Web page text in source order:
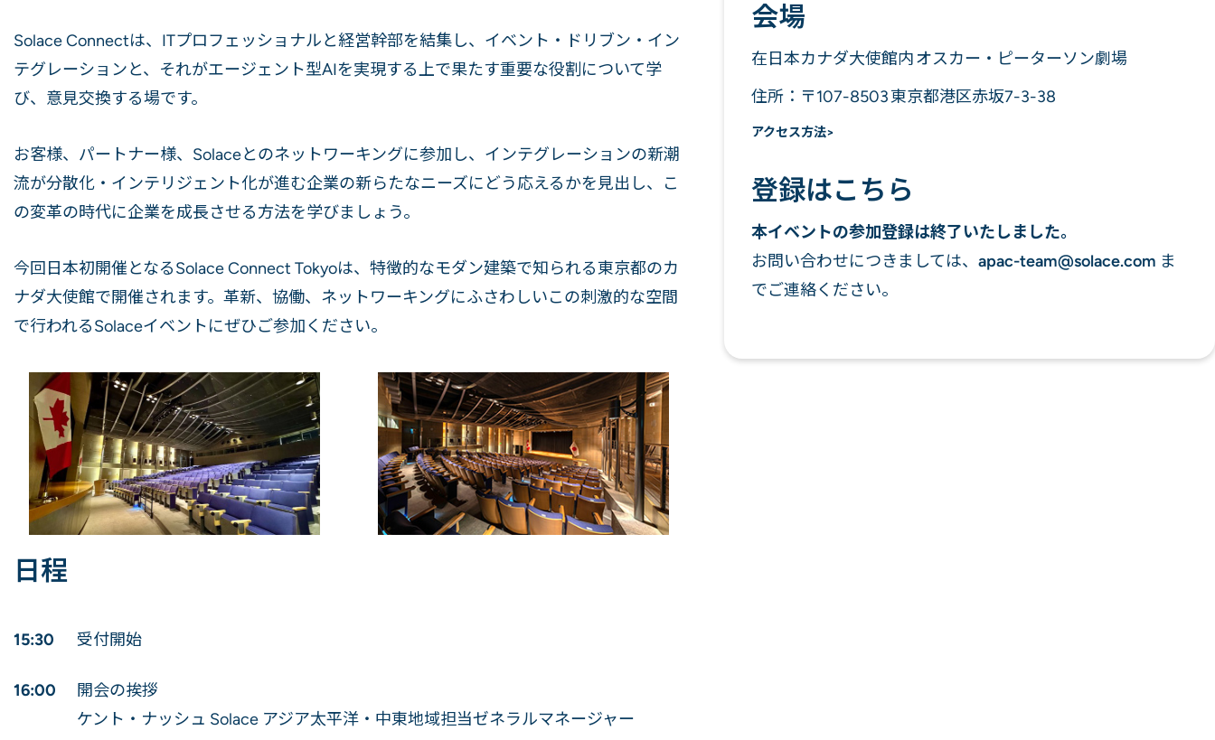
Solace Connectは、ITプロフェッショナルと経営幹部を結集し、イベント・ドリブン・イン
テグレーションと、それがエージェント型AIを実現する上で果たす重要な役割について学
び、意見交換する場です。
お客様、パートナー様、Solaceとのネットワーキングに参加し、インテグレーションの新潮
流が分散化・インテリジェント化が進む企業の新らたなニーズにどう応えるかを見出し、こ
の変革の時代に企業を成長させる方法を学びましょう。
今回日本初開催となるSolace Connect Tokyoは、特徴的なモダン建築で知られる東京都のカ
ナダ大使館で開催されます。革新、協働、ネットワーキングにふさわしいこの刺激的な空間
で行われるSolaceイベントにぜひご参加ください。
日程
15:30 受付開始
16:00
開会の挨拶
ケント・ナッシュ Solace アジア太平洋・中東地域担当ゼネラルマネージャー
会場
在日本カナダ大使館内 オスカー・ピーターソン劇場
住所：〒107-8503 東京都港区赤坂7-3-38
アクセス方法>
登録はこちら
本イベントの参加登録は終了いたしました。
お問い合わせにつきましては、apac-team@solace.com ま
でご連絡ください。